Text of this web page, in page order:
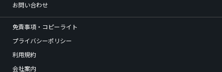
お問い合わせ
免責事項・コピーライト
プライバシーポリシー
利用規約
会社案内